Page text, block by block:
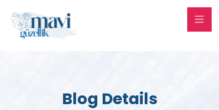
Blog Details